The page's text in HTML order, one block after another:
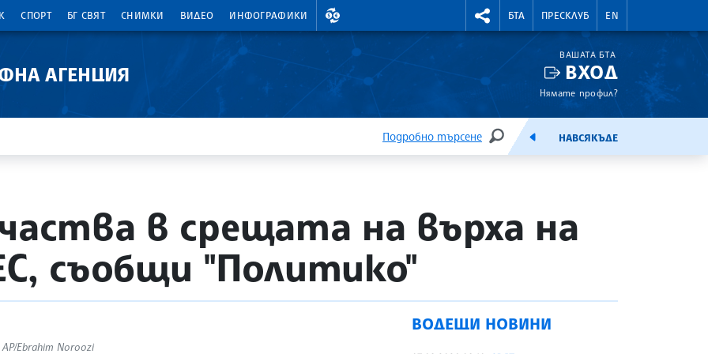
СПОРТ БГ СВЯТ СНИМКИ ВИДЕО ИНФОГРАФИКИ
ВАЛУТНИ КУРСОВЕ RIGHTMENU.SOCIAL
БТА ПРЕСКЛУБ EN
АГЕНЦИЯ
ВАШАТА БТА
ВХОД
Нямате профил?
Подробно търсене ТЪРСЕНЕЕМИСИЯНАВСЯКЪДЕ
в срещата на върха на
съобщи "Политико"
Ebrahim Noroozi
ВОДЕЩИ НОВИНИ